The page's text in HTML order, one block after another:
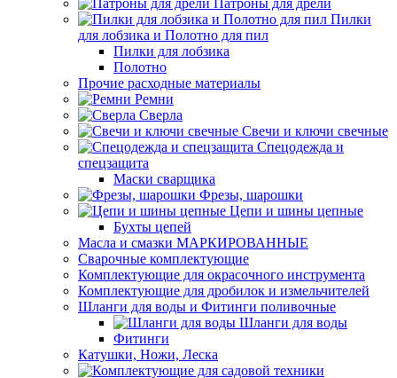
Патроны для дрели
Пилки
для лобзика и Полотно для пил
Пилки для лобзика
Полотно
Прочие расходные материалы
Ремни
Сверла
Свечи и ключи свечные
Спецодежда и
спецзащита
Маски сварщика
Фрезы, шарошки
Цепи и шины цепные
Бухты цепей
Масла и смазки МАРКИРОВАННЫЕ
Сварочные комплектующие
Комплектующие для окрасочного инструмента
Комплектующие для дробилок и измельчителей
Шланги для воды и Фитинги поливочные
Шланги для воды
Фитинги
Катушки, Ножи, Леска